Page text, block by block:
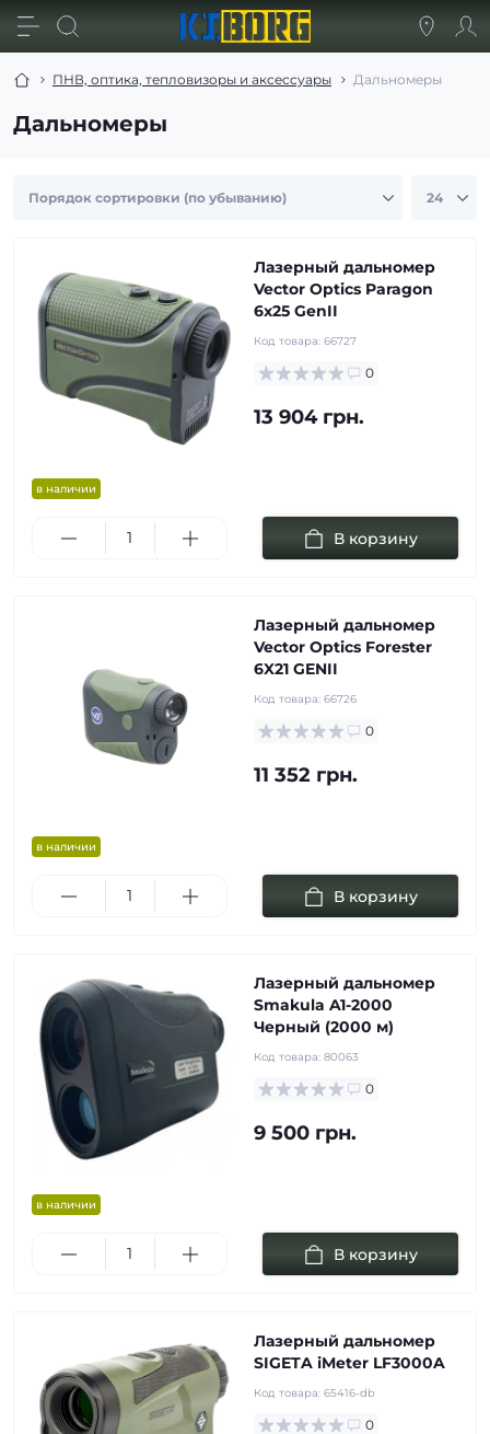
ПНВ, оптика, тепловизоры и аксессуары Дальномеры
Дальномеры
в наличии
Лазерный дальномер
Vector Optics Paragon
6x25 GenII
Код товара: 66727
0
13 904 грн.
В корзину
в наличии
Лазерный дальномер
Vector Optics Forester
6X21 GENII
Код товара: 66726
0
11 352 грн.
В корзину
в наличии
Лазерный дальномер
Smakula A1-2000
Черный (2000 м)
Код товара: 80063
0
9 500 грн.
В корзину
Лазерный дальномер
SIGETA iMeter LF3000A
Код товара: 65416-db
0